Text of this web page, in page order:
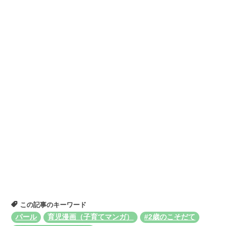
この記事のキーワード
パール
育児漫画（子育てマンガ）
#2歳のこそだて